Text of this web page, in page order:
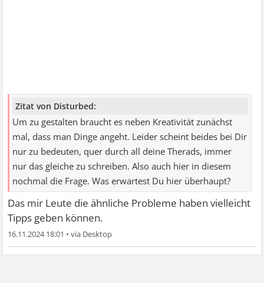
Zitat von Disturbed:
Um zu gestalten braucht es neben Kreativität zunächst
mal, dass man Dinge angeht. Leider scheint beides bei Dir
nur zu bedeuten, quer durch all deine Therads, immer
nur das gleiche zu schreiben. Also auch hier in diesem
nochmal die Frage. Was erwartest Du hier überhaupt?
Das mir Leute die ähnliche Probleme haben vielleicht
Tipps geben können.
16.11.2024 18:01 •